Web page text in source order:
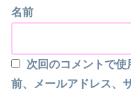
名前
次回のコメントで使
前、メールアドレス、